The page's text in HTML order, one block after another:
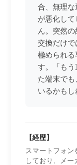
合、無理
が悪化し
ん。突然
交換だけ
極められ
す。「も
た端末で
いるかもし
【経歴】
スマートフォン
しており、メ